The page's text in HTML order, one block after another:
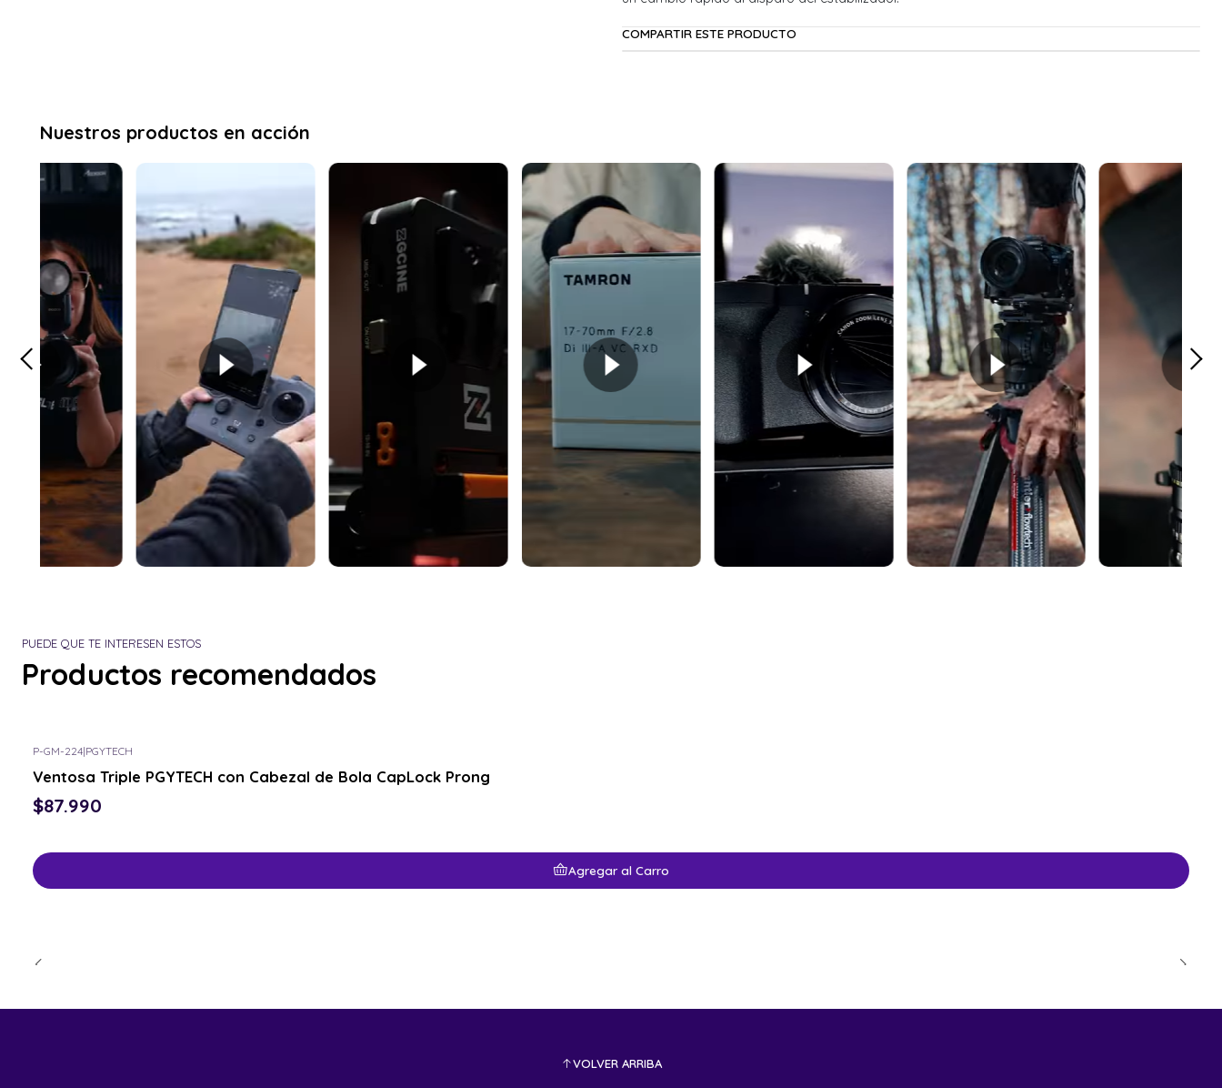
COMPARTIR ESTE PRODUCTO
PUEDE QUE TE INTERESEN ESTOS
Productos recomendados
P-GM-224|PGYTECH
Ventosa Triple PGYTECH con Cabezal de Bola CapLock Prong
$87.990
Agregar al Carro
VOLVER ARRIBA